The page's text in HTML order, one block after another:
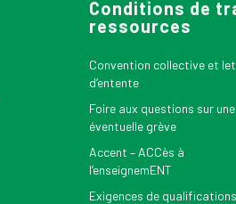
Conditions de
ressources
Convention collective et
d’entente
Foire aux questions sur une
éventuelle grève
Accent – ACCès à
l’enseignemENT
Exigences de qualifications